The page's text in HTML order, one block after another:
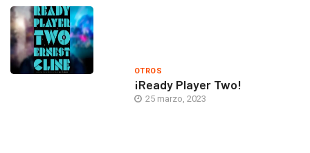
OTROS
¡Ready Player Two!
25 marzo, 2023